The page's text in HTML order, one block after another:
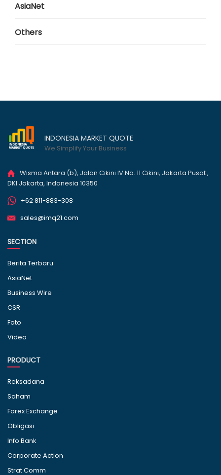
AsiaNet
Others
INDONESIA MARKET QUOTE
We Simplify Your Business
Wisma Antara (b), Jalan Cikini IV No. 11 Cikini, Jakarta Pusat ,
DKI Jakarta, Indonesia 10350
+62 811-883-308
sales@imq21.com
SECTION
Berita Terbaru
AsiaNet
Business Wire
CSR
Foto
Video
PRODUCT
Reksadana
Saham
Forex Exchange
Obligasi
Info Bank
Corporate Action
Strat Comm